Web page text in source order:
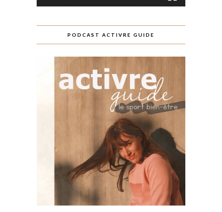
PODCAST ACTIVRE GUIDE